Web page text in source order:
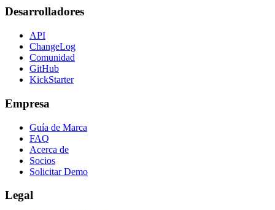
Desarrolladores
API
ChangeLog
Comunidad
GitHub
KickStarter
Empresa
Guía de Marca
FAQ
Acerca de
Socios
Solicitar Demo
Legal